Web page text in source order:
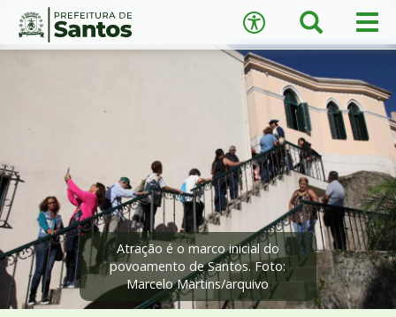
Ir
para
o
menu
2
Ir
para
busca
3
Busca
Acessibilidade ×
A− A+
↺Restaurar padrão
Conteúdo
Atração é o marco inicial do
povoamento de Santos. Foto:
Marcelo Martins/arquivo